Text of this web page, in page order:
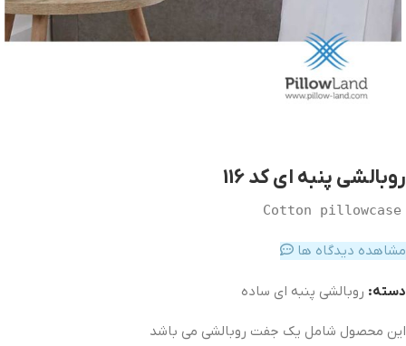
روبالشی پنبه ای کد 116
Cotton pillowcase
مشاهده دیدگاه ها
دسته: روبالشی پنبه ای ساده
این محصول شامل یک جفت روبالشی می باشد